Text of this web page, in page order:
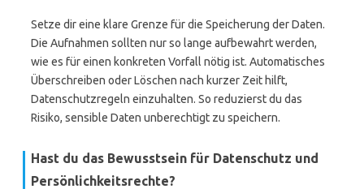
Setze dir eine klare Grenze für die Speicherung der Daten.
Die Aufnahmen sollten nur so lange aufbewahrt werden,
wie es für einen konkreten Vorfall nötig ist. Automatisches
Überschreiben oder Löschen nach kurzer Zeit hilft,
Datenschutzregeln einzuhalten. So reduzierst du das
Risiko, sensible Daten unberechtigt zu speichern.
Hast du das Bewusstsein für Datenschutz und
Persönlichkeitsrechte?